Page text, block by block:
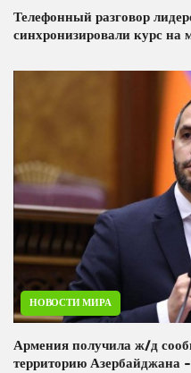
Телефонный разговор
синхронизировали курс на
НОВОСТИ МИРА
Армения получила ж/д
территорию Азербайджана